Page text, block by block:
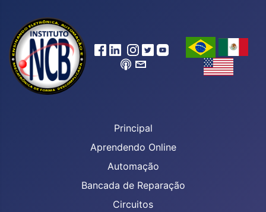
Principal
Aprendendo Online
Automação
Bancada de Reparação
Circuitos